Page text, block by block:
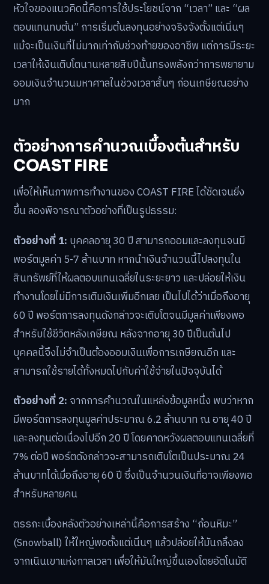
หัวใจของแนวคิดนี้คือการใช้ประโยชน์จาก “เวลา” และ “ผล
ตอบแทนทบต้น” การเริ่มต้นลงทุนอย่างจริงจังตั้งแต่เนิ่นๆ
แม้จะเป็นเงินที่ไม่มากเท่ากับช่วงท้ายของอาชีพ แต่การมีระยะ
เวลาให้เงินเติบโตนานหลายสิบปีนั้นทรงพลังกว่าการพยายาม
ออมเงินจำนวนมหาศาลในช่วงเวลาสั้นๆ ก่อนเกษียณอย่าง
มาก
ตัวอย่างการคำนวณเบื้องต้นสำหรับ
COAST FIRE
เพื่อให้เห็นภาพการทำงานของ COAST FIRE ได้ชัดเจนยิ่ง
ขึ้น ลองพิจารณาตัวอย่างที่เป็นรูปธรรม:
ตัวอย่างที่ 1: บุคคลอายุ 30 ปี สามารถออมและลงทุนจนมี
พอร์ตมูลค่า 5-7 ล้านบาท หากนำเงินจำนวนนี้ไปลงทุนใน
สินทรัพย์ที่ให้ผลตอบแทนเฉลี่ยในระยะยาว และปล่อยให้เงิน
ทำงานโดยไม่มีการเติมเงินเพิ่มอีกเลย เป็นไปได้ว่าเมื่อถึงอายุ
60 ปี พอร์ตการลงทุนดังกล่าวจะเติบโตจนมีมูลค่าเพียงพอ
สำหรับใช้ชีวิตหลังเกษียณ หลังจากอายุ 30 ปีเป็นต้นไป
บุคคลนี้จึงไม่จำเป็นต้องออมเงินเพื่อการเกษียณอีก และ
สามารถใช้รายได้ทั้งหมดไปกับค่าใช้จ่ายในปัจจุบันได้
ตัวอย่างที่ 2: จากการคำนวณในแหล่งข้อมูลหนึ่ง พบว่าหาก
มีพอร์ตการลงทุนมูลค่าประมาณ 6.2 ล้านบาท ณ อายุ 40 ปี
และลงทุนต่อเนื่องไปอีก 20 ปี โดยคาดหวังผลตอบแทนเฉลี่ยที่
7% ต่อปี พอร์ตดังกล่าวจะสามารถเติบโตเป็นประมาณ 24
ล้านบาทได้เมื่อถึงอายุ 60 ปี ซึ่งเป็นจำนวนเงินที่อาจเพียงพอ
สำหรับหลายคน
ตรรกะเบื้องหลังตัวอย่างเหล่านี้คือการสร้าง “ก้อนหิมะ”
(Snowball) ให้ใหญ่พอตั้งแต่เนิ่นๆ แล้วปล่อยให้มันกลิ้งลง
จากเนินเขาแห่งกาลเวลา เพื่อให้มันใหญ่ขึ้นเองโดยอัตโนมัติ